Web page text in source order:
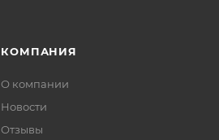
КОМПАНИЯ
О компании
Новости
Отзывы